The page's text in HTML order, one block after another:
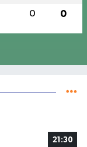
0 0
21:30